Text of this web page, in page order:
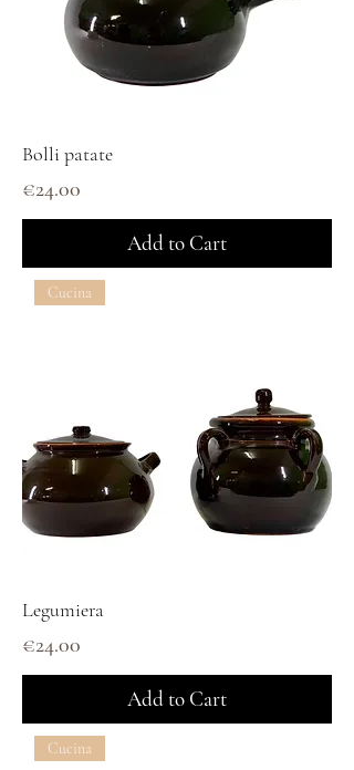
Bolli patate
Price
€24.00
Add to Cart
Cucina
Legumiera
Price
€24.00
Add to Cart
Cucina